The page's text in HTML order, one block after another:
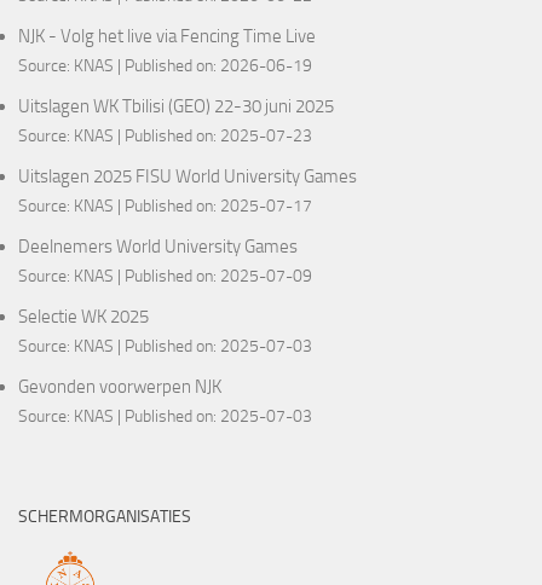
NJK - Volg het live via Fencing Time Live
Source: KNAS Published on: 2026-06-19
Uitslagen WK Tbilisi (GEO) 22-30 juni 2025
Source: KNAS Published on: 2025-07-23
Uitslagen 2025 FISU World University Games
Source: KNAS Published on: 2025-07-17
Deelnemers World University Games
Source: KNAS Published on: 2025-07-09
Selectie WK 2025
Source: KNAS Published on: 2025-07-03
Gevonden voorwerpen NJK
Source: KNAS Published on: 2025-07-03
SCHERMORGANISATIES